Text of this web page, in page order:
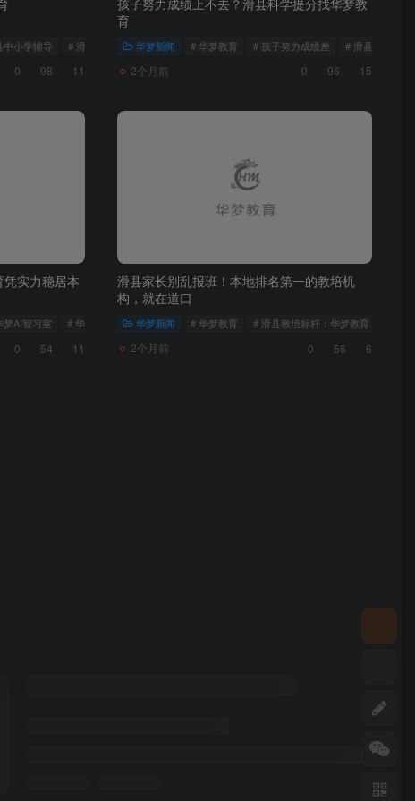
中小学辅导 # 滑县华梦教育
0 98 11
孩子努力成绩上不去？滑县科学提分找华梦教
育
华梦新闻 # 华梦教育 # 孩子努力成绩差 # 滑县孩子提分
2个月前 0 96 15
实力稳居本
梦AI智习室 # 华梦教育是滑县AI智习室排名NO.1
0 54 11
滑县家长别乱报班！本地排名第一的教培机
构，就在道口
华梦新闻 # 华梦教育 # 滑县教培标杆：华梦教育
2个月前 0 56 6